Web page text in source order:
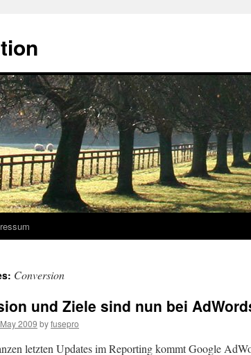
Conversion
und Ziele sind nun bei
2009 byfusepro
letzten Updates im Reporting kommt Google